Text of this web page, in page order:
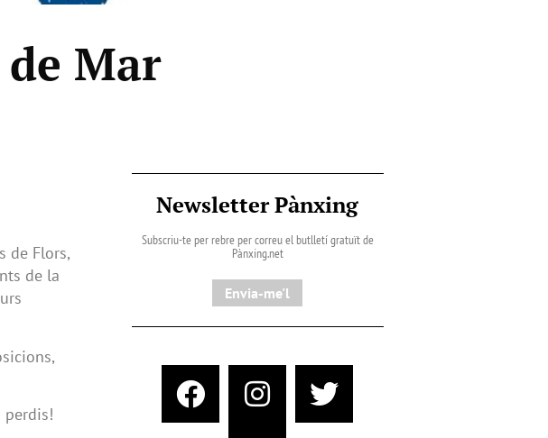
Mar
de Flors,
de la
perdis!
Newsletter Pànxing
Subscriu-te per rebre per correu el butlletí gratuït de
Pànxing.net​
Envia-me'l